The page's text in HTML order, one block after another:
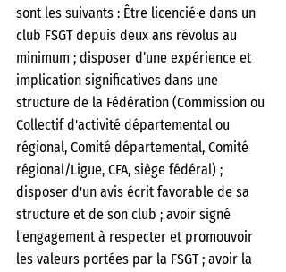
sont les suivants : Être licencié·e dans un
club FSGT depuis deux ans révolus au
minimum ; disposer d’une expérience et
implication significatives dans une
structure de la Fédération (Commission ou
Collectif d'activité départemental ou
régional, Comité départemental, Comité
régional/Ligue, CFA, siège fédéral) ;
disposer d'un avis écrit favorable de sa
structure et de son club ; avoir signé
l'engagement à respecter et promouvoir
les valeurs portées par la FSGT ; avoir la